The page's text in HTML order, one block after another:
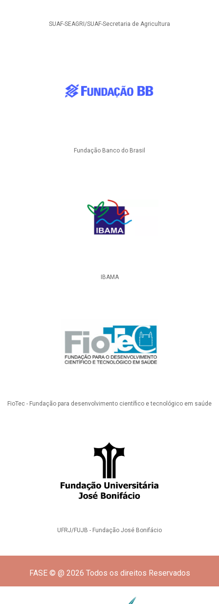
SUAF-SEAGRI/SUAF-Secretaria de Agricultura
Fundação Banco do Brasil
IBAMA
FioTec - Fundação para desenvolvimento científico e tecnológico em saúde
UFRJ/FUJB - Fundação José Bonifácio
FASE © @ 2026 Todos os direitos Reservados